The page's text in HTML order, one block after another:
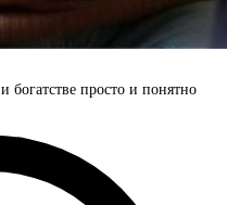
богатстве просто и понятно